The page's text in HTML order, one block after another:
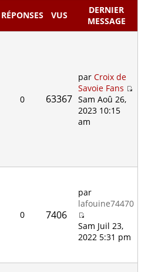
RÉPONSES VUS
DERNIER
MESSAGE
0 63367
parCroix de
Savoie Fans
Sam Aoû 26,
2023 10:15
am
0 7406
par
lafouine74470
Sam Juil 23,
2022 5:31 pm